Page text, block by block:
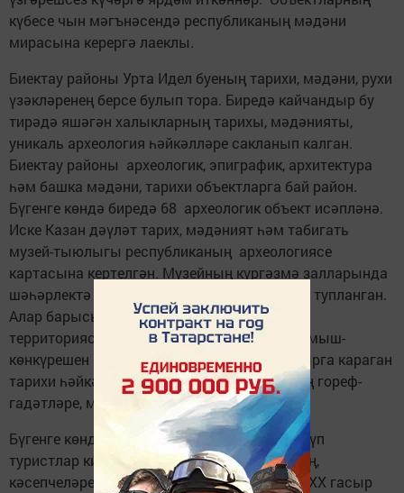
күбесе чын мәгънәсендә республиканың мәдәни
мирасына керергә лаеклы.
Биектау районы Урта Идел буеның тарихи, мәдәни, рухи
үзәкләренең берсе булып тора. Биредә кайчандыр бу
тирәдә яшәгән халыкларның тарихы, мәдәнияты,
уникаль археология һәйкәлләре сакланып калган.
Биектау районы археологик, эпиграфик, архитектура
һәм башка мәдәни, тарихи объектларга бай район.
Бүгенге көндә биредә 68 археологик объект исәпләнә.
Иске Казан дәүләт тарих, мәдәният һәм табигать
музей-тыюлыгы республиканың археологиясе
картасына кертелгән. Музейның күргәзмә залларында
шәһәрлектә табылган уникаль экспонатлар тупланган.
Алар барысы да Иске-Казан шәһәрлеге
территориясендә яшәгән халыкларның тормыш-
көнкүрешен күзалларга ярдәм итә. XIII гасырга караган
тарихи һәйкәлдә Казан арты татарларының гореф-
гадәтләре, мәдәнияты чагылыш таба.
Бүгенге көндә Ямаширмә авылына да бик күп
туристлар килә. Анда халык һөнәрчеләренең,
кәсепчеләренең музей-остаханәсе бар. XIX- XX гасыр